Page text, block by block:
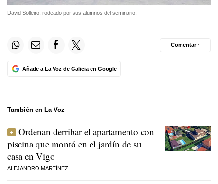
David Solleiro, rodeado por sus alumnos del seminario.
Añade a La Voz de Galicia en Google
Comentar ·
También en La Voz
Ordenan derribar el apartamento con
piscina que montó en el jardín de su
casa en Vigo
ALEJANDRO MARTÍNEZ